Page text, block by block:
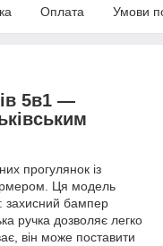
Оплата Умови
5в1 —
прогулянок із
Ця модель
захисний бампер
ручка дозволяє легко
він може поставити